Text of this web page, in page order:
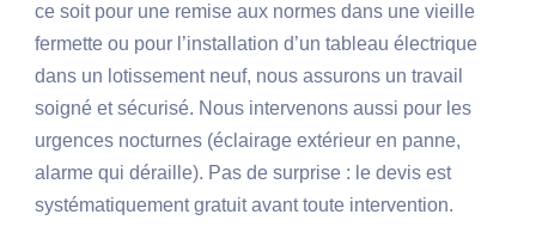
ce soit pour une remise aux normes dans une vieille
fermette ou pour l’installation d’un tableau électrique
dans un lotissement neuf, nous assurons un travail
soigné et sécurisé. Nous intervenons aussi pour les
urgences nocturnes (éclairage extérieur en panne,
alarme qui déraille). Pas de surprise : le devis est
systématiquement gratuit avant toute intervention.